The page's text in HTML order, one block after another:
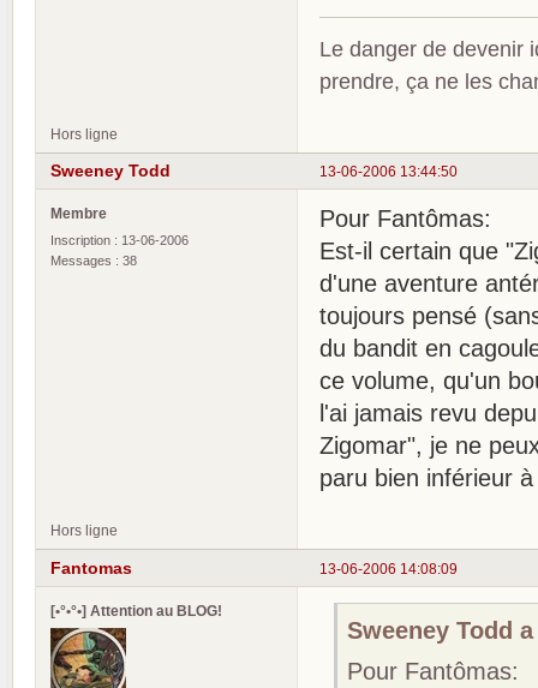
Le danger de devenir
prendre, ça ne les
Hors ligne
13-06-2006 13:44:50
Sweeney Todd
Membre
Inscription : 13-06-2006
Messages : 38
Pour Fantômas:
Est-il certain que
d'une aventure
toujours pensé
du bandit en
ce volume, qu'un
l'ai jamais revu
Zigomar", je ne
paru bien inférieur
Hors ligne
13-06-2006 14:08:09
Fantomas
[•°•°•] Attention au BLOG!
Sweeney Todd
Pour Fantômas: